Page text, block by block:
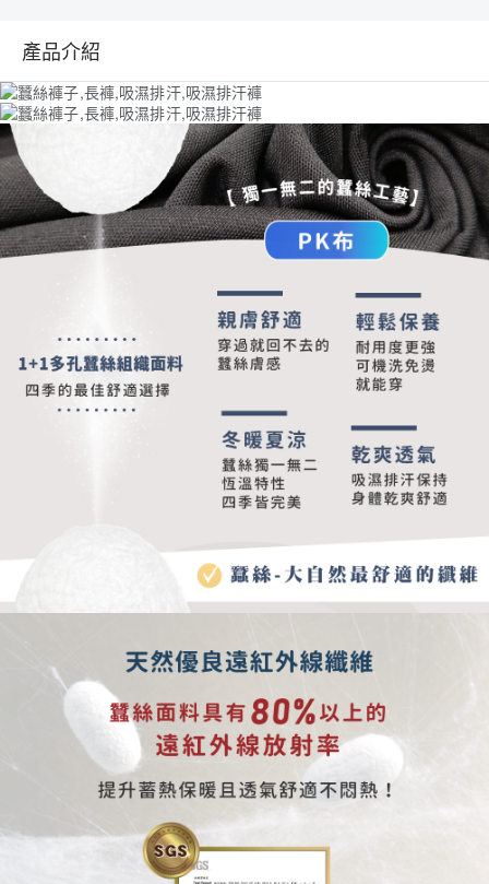
產品介紹